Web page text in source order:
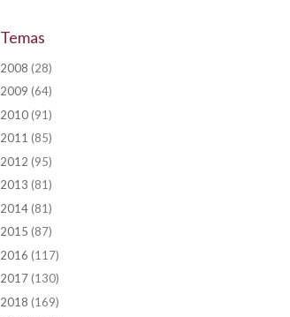
Temas
2008 (28)
2009 (64)
2010 (91)
2011 (85)
2012 (95)
2013 (81)
2014 (81)
2015 (87)
2016 (117)
2017 (130)
2018 (169)